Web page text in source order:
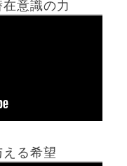
意識の力
る希望
ホーム